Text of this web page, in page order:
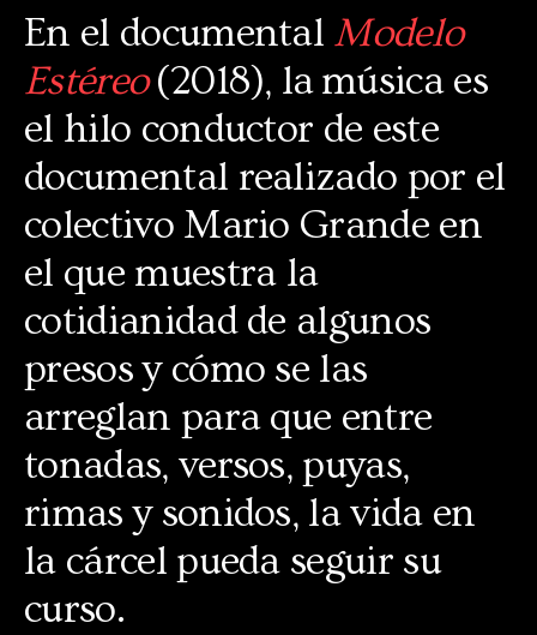
En el documental Modelo
Estéreo(2018), lamúsica es
el hilo conductor de este
documental realizado por el
colectivo Mario Grande en
el que muestra la
cotidianidad de algunos
presos y cómo se las
arreglan para que entre
tonadas, versos, puyas,
rimas y sonidos, la vida en
la cárcel pueda seguir su
curso.